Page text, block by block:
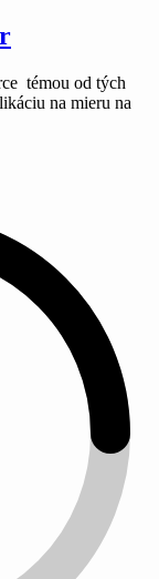
témou od tých
na mieru na